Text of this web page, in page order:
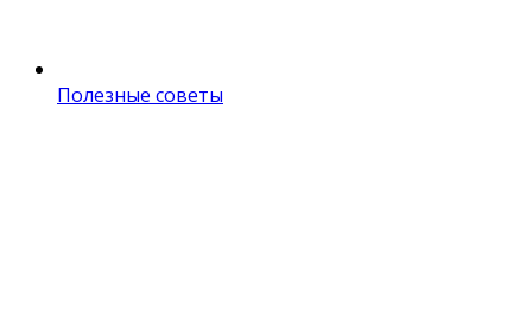
Полезные советы